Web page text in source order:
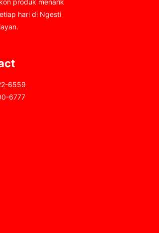
produk menarik
hari di Ngesti
6559
6777